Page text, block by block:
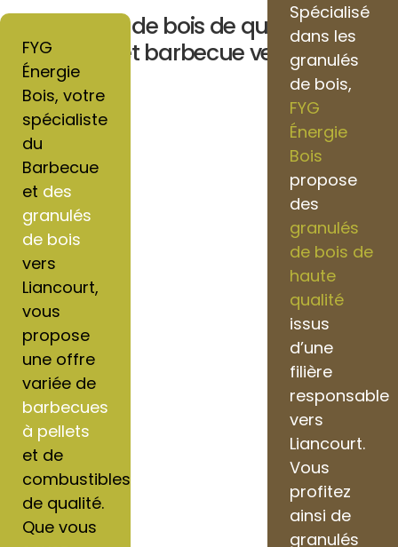
Granulés de bois de qualité pour
chauffage et barbecue vers Liancourt
FYG
Énergie
Bois, votre
spécialiste
du
Barbecue
et des
granulés
de bois
vers
Liancourt,
vous
propose
une offre
variée de
barbecues
à pellets
et de
combustibles
de qualité.
Que vous
Spécialisé
dans les
granulés
de bois,
FYG
Énergie
Bois
propose
des
granulés
de bois de
haute
qualité
issus
d’une
filière
responsable
vers
Liancourt.
Vous
profitez
ainsi de
granulés